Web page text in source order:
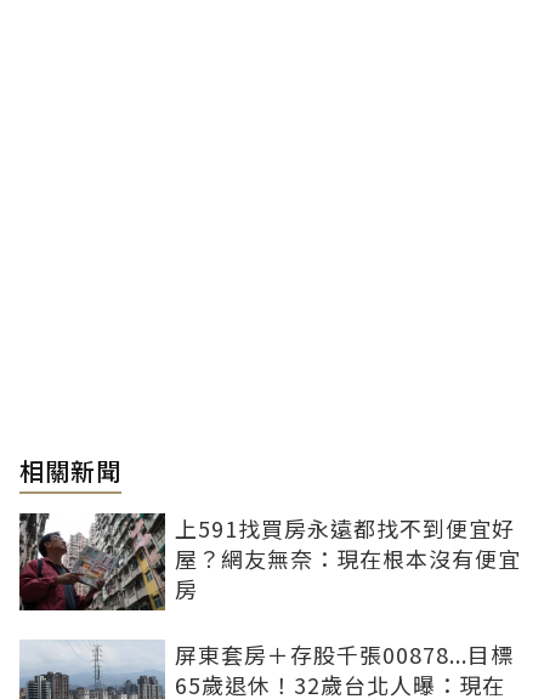
相關新聞
上591找買房永遠都找不到便宜好
屋？網友無奈：現在根本沒有便宜
房
屏東套房＋存股千張00878...目標
65歲退休！32歲台北人曝：現在